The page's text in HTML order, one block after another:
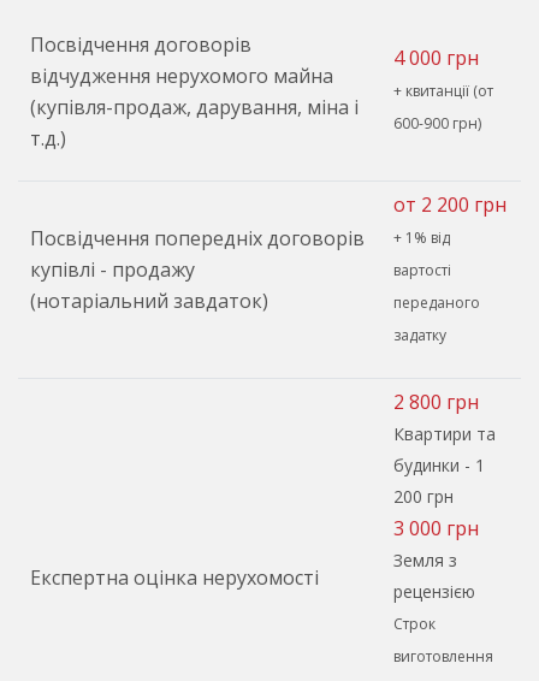
Посвідчення договорів
відчудження нерухомого майна
(купівля-продаж, дарування, міна і
т.д.)
4 000 грн
+ квитанції (от
600-900 грн)
Посвідчення попередніх договорів
купівлі - продажу
(нотаріальний завдаток)
от 2 200 грн
+ 1% від
вартості
переданого
задатку
Експертна оцінка нерухомості
2 800 грн
Квартири та
будинки - 1
200 грн
3 000 грн
Земля з
рецензією
Строк
виготовлення